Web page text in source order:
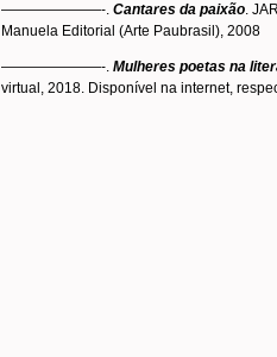
———————-. Cantares da paixão.
Manuela Editorial (Arte Paubrasil), 2008
———————-. Mulheres poetas na
virtual, 2018. Disponível na internet,